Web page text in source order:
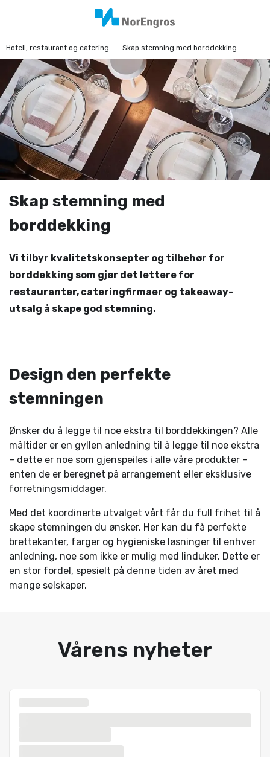
Hotell, restaurant og catering Skap stemning med borddekking
Skap stemning med
borddekking
Vi tilbyr kvalitetskonsepter og tilbehør for
borddekking som gjør det lettere for
restauranter, cateringfirmaer og takeaway-
utsalg å skape god stemning.
Design den perfekte
stemningen
Ønsker du å legge til noe ekstra til borddekkingen? Alle
måltider er en gyllen anledning til å legge til noe ekstra
– dette er noe som gjenspeiles i alle våre produkter –
enten de er beregnet på arrangement eller eksklusive
forretningsmiddager.
Med det koordinerte utvalget vårt får du full frihet til å
skape stemningen du ønsker. Her kan du få perfekte
brettekanter, farger og hygieniske løsninger til enhver
anledning, noe som ikke er mulig med linduker. Dette er
en stor fordel, spesielt på denne tiden av året med
mange selskaper.
Vårens nyheter